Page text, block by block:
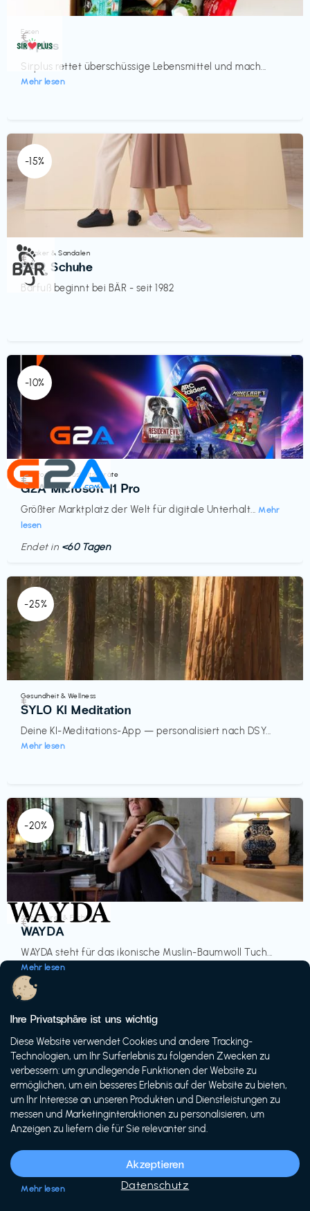
Essen
Sirplus
Sirplus rettet überschüssige Lebensmittel und mach...
Mehr lesen
€‎
-15%
Sneaker & Sandalen
BÄR Schuhe
Barfuß beginnt bei BÄR - seit 1982
€‎
-10%
Elektronik & Haushaltsgeräte
G2A Microsoft 11 Pro
Größter Marktplatz der Welt für digitale Unterhalt... Mehr
lesen
€‎
Endet in <60 Tagen
-25%
Gesundheit & Wellness
SYLO KI Meditation
Deine KI-Meditations-App — personalisiert nach DSY...
Mehr lesen
€‎
-20%
Accessoires & Fashion
WAYDA
WAYDA steht für das ikonische Muslin-Baumwoll Tuch...
Mehr lesen
€‎
-20%
Siech Cycles
Entdecke den Schweizer Brand für urbane Fahrräder...
Mehr lesen
Ihre Privatsphäre ist uns wichtig
Diese Website verwendet Cookies und andere Tracking-
Technologien, um Ihr Surferlebnis zu folgenden Zwecken zu
verbessern: um grundlegende Funktionen der Website zu
ermöglichen, um ein besseres Erlebnis auf der Website zu bieten,
um Ihr Interesse an unseren Produkten und Dienstleistungen zu
messen und Marketinginteraktionen zu personalisieren, um
Anzeigen zu liefern die für Sie relevanter sind.
Akzeptieren
Datenschutz